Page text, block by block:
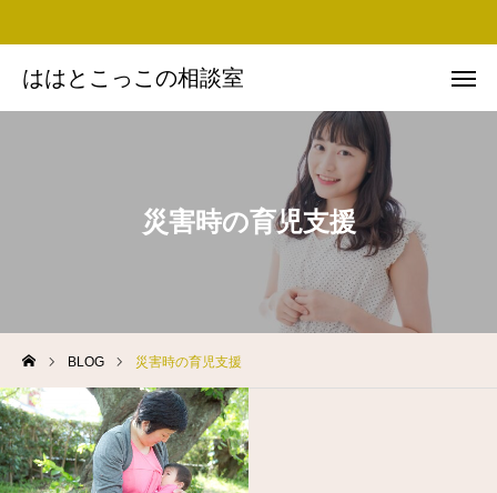
ははとこっこの相談室
災害時の育児支援
BLOG 災害時の育児支援
Instagram
Facebook 友だち追加
実績
BLOG
講演依頼